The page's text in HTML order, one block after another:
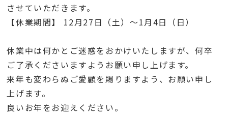
させていただきます。
【休業期間】 12月27日（土）～1月4日（日）
休業中は何かとご迷惑をおかけいたしますが、何卒
ご了承くださいますようお願い申し上げます。
来年も変わらぬご愛顧を賜りますよう、お願い申し
上げます。
良いお年をお迎えください。